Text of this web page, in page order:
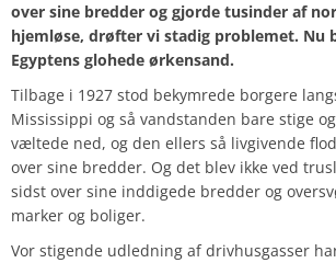
over sine bredder og gjorde tusinder af
hjemløse, drøfter vi stadig problemet. Nu
Egyptens glohede ørkensand.
Tilbage i 1927 stod bekymrede borgere
Mississippi og så vandstanden bare stige
væltede ned, og den ellers så livgivende
over sine bredder. Og det blev ikke ved
sidst over sine inddigede bredder og
marker og boliger.
Vor stigende udledning af drivhusgasser